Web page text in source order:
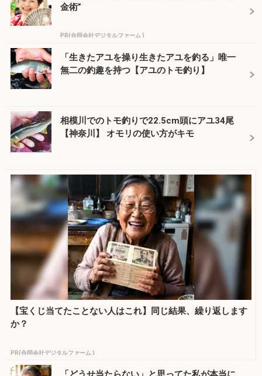
金術”
PR(合同会社デジタルファーム )
「生きたアユを操り生きたアユを釣る」唯一
無二の釣趣を持つ【アユのトモ釣り】
相模川でのトモ釣りで22.5cm頭にアユ34尾
【神奈川】 オモリの使い方がキモ
【宝くじ当てたことない人はこれ】同じ結果、繰り返します
か？
PR(合同会社デジタルファーム )